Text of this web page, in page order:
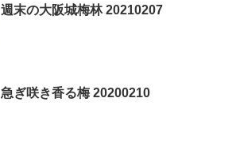
週末の大阪城梅林 20210207
急ぎ咲き香る梅 20200210